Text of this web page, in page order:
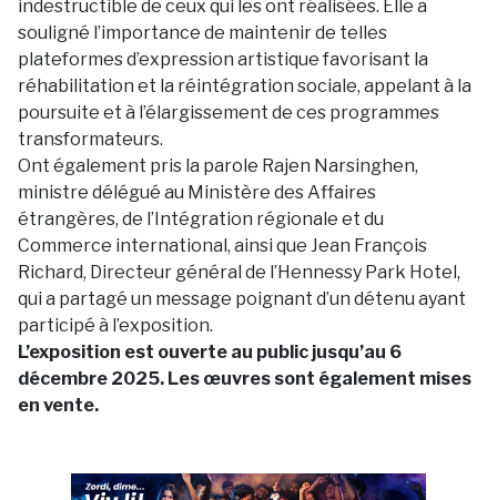
indestructible de ceux qui les ont réalisées. Elle a
souligné l’importance de maintenir de telles
plateformes d’expression artistique favorisant la
réhabilitation et la réintégration sociale, appelant à la
poursuite et à l’élargissement de ces programmes
transformateurs.
Ont également pris la parole Rajen Narsinghen,
ministre délégué au Ministère des Affaires
étrangères, de l’Intégration régionale et du
Commerce international, ainsi que Jean François
Richard, Directeur général de l’Hennessy Park Hotel,
qui a partagé un message poignant d’un détenu ayant
participé à l’exposition.
L’exposition est ouverte au public jusqu’au 6
décembre 2025. Les œuvres sont également mises
en vente.